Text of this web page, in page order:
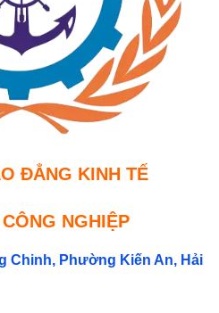
ĐẲNG KINH TẾ
NGHIỆP
Chinh, Phường Kiến An, Hải